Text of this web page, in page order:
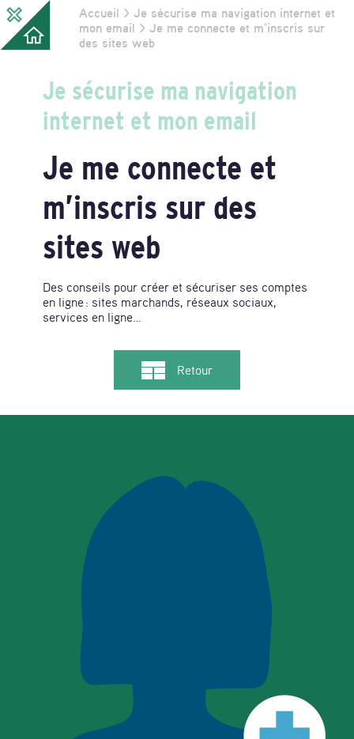
Guide
de
protection
Vous
êtes
ici
Accueil > Je sécurise ma navigation internet et
mon email > Je me connecte et m’inscris sur
des sites web
Je sécurise ma navigation
internet et mon email
Je me connecte et
m’inscris sur des
sites web
Des conseils pour créer et sécuriser ses comptes
en ligne : sites marchands, réseaux sociaux,
services en ligne…
Retour